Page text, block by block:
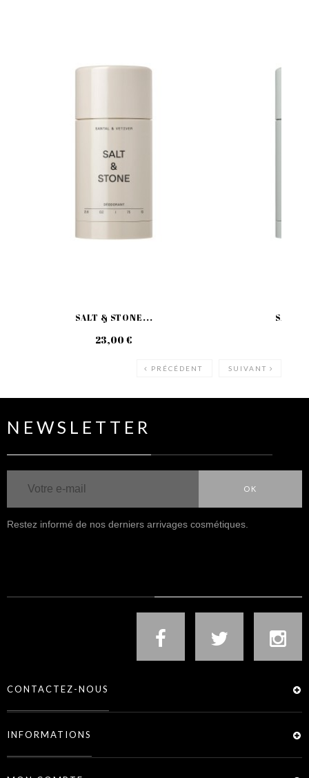
SALT & STONE...
23,00 €
SALT
PRÉCÉDENT SUIVANT
NEWSLETTER
OK
Restez informé de nos derniers arrivages cosmétiques.
CONTACTEZ-NOUS
INFORMATIONS